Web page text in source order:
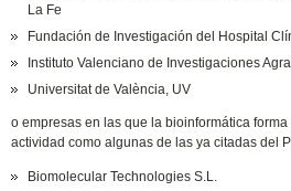
La Fe
Fundación de Investigación del Hospital
Instituto Valenciano de Investigaciones
Universitat de València, UV
o empresas en las que la bioinformática
actividad como algunas de las ya citadas del
Biomolecular Technologies S.L.